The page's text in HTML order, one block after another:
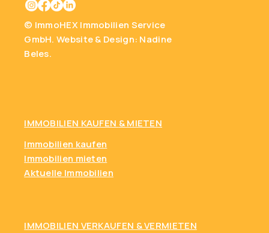
© ImmoHEX Immobilien Service
GmbH.Website & Design: Nadine
Beles.
IMMOBILIEN VERKAUFEN & VERMIETEN
IMMOBILIEN KAUFEN & MIETEN
Immobilien kaufen
Immobilien mieten
Aktuelle Immobilien